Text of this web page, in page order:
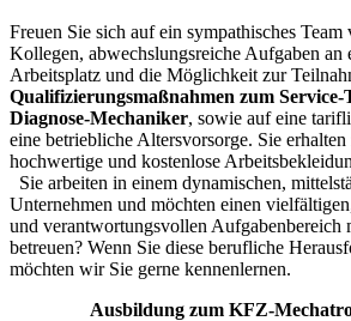
Freuen Sie sich auf ein sympathisches
Kollegen, abwechslungsreiche Aufgaben an
Arbeitsplatz und die Möglichkeit zur
Qualifizierungsmaßnahmen zum
Diagnose-Mechaniker, sowie auf eine
eine betriebliche Altersvorsorge. Sie
hochwertige und kostenlose
Sie arbeiten in einem dynamischen,
Unternehmen und möchten einen
und verantwortungsvollen Aufgabenbereich
betreuen? Wenn Sie diese berufliche
möchten wir Sie gerne kennenlernen.
Ausbildung zum KFZ-